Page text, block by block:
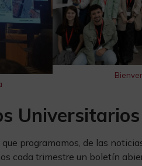
Universitarios
programamos, de las
cada trimestre un boletín